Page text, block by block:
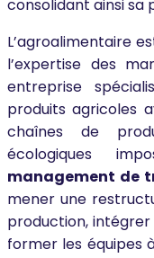
consolidant ainsi sa
L’agroalimentaire
l’expertise des
entreprise
produits agricoles
chaînes de
écologiques
management de
mener une
production,
former les équipes